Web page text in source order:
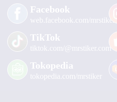
Facebook
web.facebook.com/mrstiker
TikTok
tiktok.com/@mrstiker.com
Tokopedia
tokopedia.com/mrstiker